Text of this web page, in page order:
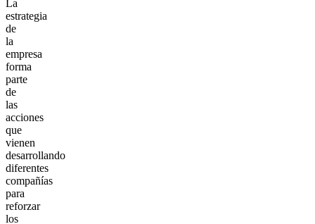
La
estrategia
de
la
empresa
forma
parte
de
las
acciones
que
vienen
desarrollando
diferentes
compañías
para
reforzar
los